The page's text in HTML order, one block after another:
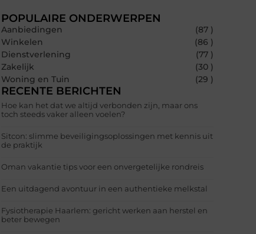
POPULAIRE ONDERWERPEN
Aanbiedingen
(87 )
Winkelen
(86 )
Dienstverlening
(77 )
Zakelijk
(30 )
Woning en Tuin
(29 )
RECENTE BERICHTEN
Hoe kan het dat we altijd verbonden zijn, maar ons
toch steeds vaker alleen voelen?
Sitcon: slimme beveiligingsoplossingen met kennis uit
de praktijk
Oman vakantie tips voor een onvergetelijke rondreis
Een uitdagend avontuur in een authentieke melkstal
Fysiotherapie Haarlem: gericht werken aan herstel en
beter bewegen